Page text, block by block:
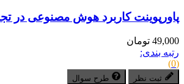
پاورپوینت کاربرد هوش مصنوعی در
49,000 تومان
رتبه بندی:
(0)
ثبت نظر طرح سوال